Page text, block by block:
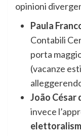
opinioni
Paula
Contabili
porta
(vacanze
João César
invece